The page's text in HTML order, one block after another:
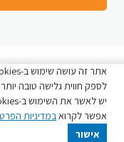
כל הזכויות שמורות לפעמית
לספק חווית גלישה טובה
אפשר לקרוא במדיניות
אישור